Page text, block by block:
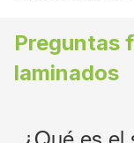
Preguntas
laminados